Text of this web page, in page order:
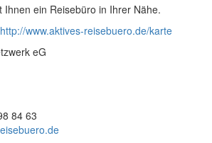
Ihnen ein Reisebüro in Ihrer Nähe.
http://www.aktives-reisebuero.de/karte
eG
84 63